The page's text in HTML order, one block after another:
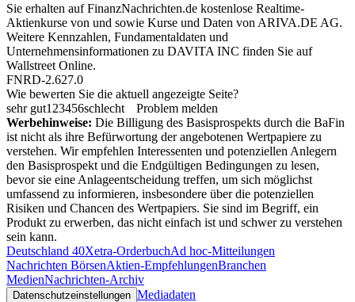
Sie erhalten auf FinanzNachrichten.de kostenlose Realtime-
Aktienkurse von und sowie Kurse und Daten von ARIVA.DE AG.
Weitere Kennzahlen, Fundamentaldaten und
Unternehmensinformationen zu DAVITA INC finden Sie auf
Wallstreet Online.
FNRD-2.627.0
Wie bewerten Sie die aktuell angezeigte Seite?
sehr gut1 23456schlecht
Problem melden
Werbehinweise: Die Billigung des Basisprospekts durch die BaFin
ist nicht als ihre Befürwortung der angebotenen Wertpapiere zu
verstehen. Wir empfehlen Interessenten und potenziellen Anlegern
den Basisprospekt und die Endgültigen Bedingungen zu lesen,
bevor sie eine Anlageentscheidung treffen, um sich möglichst
umfassend zu informieren, insbesondere über die potenziellen
Risiken und Chancen des Wertpapiers. Sie sind im Begriff, ein
Produkt zu erwerben, das nicht einfach ist und schwer zu verstehen
sein kann.
Deutschland 40Xetra-OrderbuchAd hoc-Mitteilungen
Nachrichten BörsenAktien-EmpfehlungenBranchen
MedienNachrichten-Archiv
Datenschutzeinstellungen Mediadaten